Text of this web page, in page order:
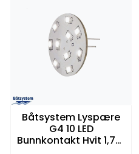
Båtsystem Lyspære
G4 10 LED
Bunnkontakt Hvit 1,7W